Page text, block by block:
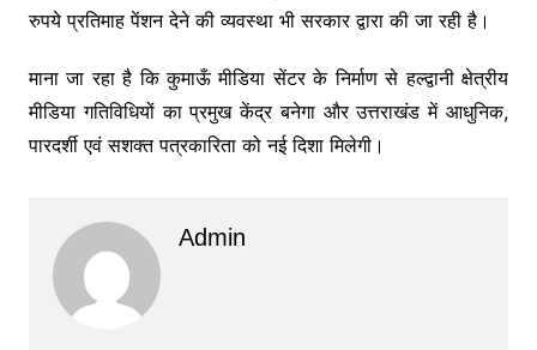
रुपये प्रतिमाह पेंशन देने की व्यवस्था भी सरकार द्वारा की जा रही है।
माना जा रहा है कि कुमाऊँ मीडिया सेंटर के निर्माण से हल्द्वानी क्षेत्रीय
मीडिया गतिविधियों का प्रमुख केंद्र बनेगा और उत्तराखंड में आधुनिक,
पारदर्शी एवं सशक्त पत्रकारिता को नई दिशा मिलेगी।
Admin